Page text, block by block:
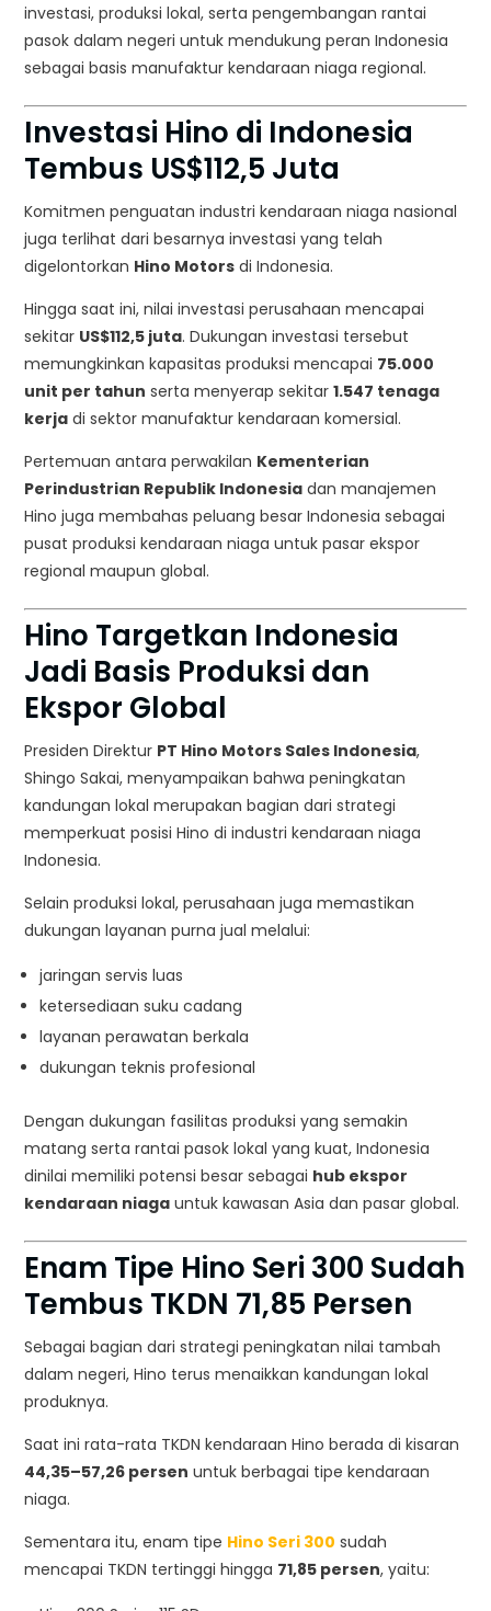
investasi, produksi lokal, serta pengembangan rantai
pasok dalam negeri untuk mendukung peran Indonesia
sebagai basis manufaktur kendaraan niaga regional.
Investasi Hino di Indonesia
Tembus US$112,5 Juta
Komitmen penguatan industri kendaraan niaga nasional
juga terlihat dari besarnya investasi yang telah
digelontorkan Hino Motors di Indonesia.
Hingga saat ini, nilai investasi perusahaan mencapai
sekitar US$112,5 juta. Dukungan investasi tersebut
memungkinkan kapasitas produksi mencapai 75.000
unit per tahun serta menyerap sekitar1.547 tenaga
kerja di sektor manufaktur kendaraan komersial.
Pertemuan antara perwakilan Kementerian
Perindustrian Republik Indonesia dan manajemen
Hino juga membahas peluang besar Indonesia sebagai
pusat produksi kendaraan niaga untuk pasar ekspor
regional maupun global.
Hino Targetkan Indonesia
Jadi Basis Produksi dan
Ekspor Global
Presiden Direktur PT Hino Motors Sales Indonesia,
Shingo Sakai, menyampaikan bahwa peningkatan
kandungan lokal merupakan bagian dari strategi
memperkuat posisi Hino di industri kendaraan niaga
Indonesia.
Selain produksi lokal, perusahaan juga memastikan
dukungan layanan purna jual melalui:
jaringan servis luas
ketersediaan suku cadang
layanan perawatan berkala
dukungan teknis profesional
Dengan dukungan fasilitas produksi yang semakin
matang serta rantai pasok lokal yang kuat, Indonesia
dinilai memiliki potensi besar sebagai hub ekspor
kendaraan niaga untuk kawasan Asia dan pasar global.
Enam Tipe Hino Seri 300 Sudah
Tembus TKDN 71,85 Persen
Sebagai bagian dari strategi peningkatan nilai tambah
dalam negeri, Hino terus menaikkan kandungan lokal
produknya.
Saat ini rata-rata TKDN kendaraan Hino berada di kisaran
44,35–57,26 persen untuk berbagai tipe kendaraan
niaga.
Sementara itu, enam tipe Hino Seri 300 sudah
mencapai TKDN tertinggi hingga 71,85 persen, yaitu: